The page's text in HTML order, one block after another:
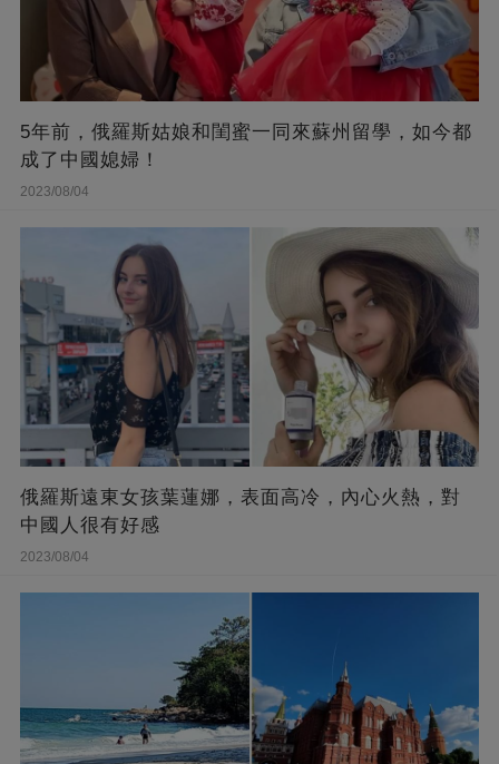
5年前，俄羅斯姑娘和閨蜜一同來蘇州留學，如今都
成了中國媳婦！
2023/08/04
俄羅斯遠東女孩葉蓮娜，表面高冷，內心火熱，對
中國人很有好感
2023/08/04